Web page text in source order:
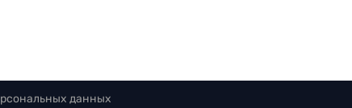
данных